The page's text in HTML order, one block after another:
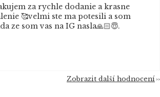
za rychle dodanie a krasne
🥰velmi ste ma potesili a som
ze som vas na IG nasla🙏🏻😇.
Zobrazit další hodnocení